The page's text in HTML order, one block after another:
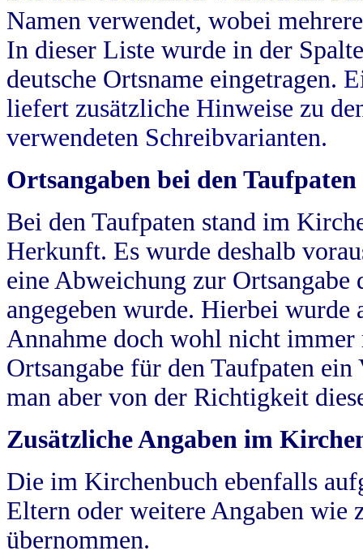
Namen verwendet, wobei
In dieser Liste wurde in der
deutsche Ortsname eingetragen.
liefert zusätzliche Hinweise zu
verwendeten Schreibvarianten.
Ortsangaben bei den Taufpaten
Bei den Taufpaten stand im
Herkunft. Es wurde deshalb
eine Abweichung zur
angegeben wurde. Hierbei wurde
Annahme doch wohl nicht
Ortsangabe für den Taufpaten
man aber von der Richtigkeit
Zusätzliche Angaben im
Die im Kirchenbuch ebenfalls
Eltern oder weitere Angaben wie
übernommen.